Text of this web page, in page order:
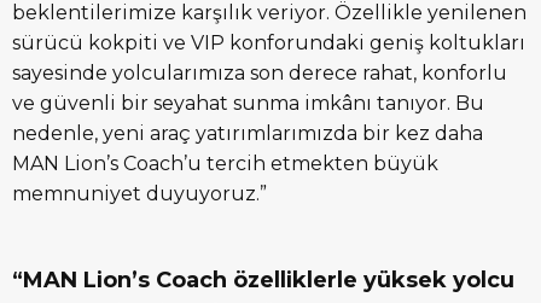
beklentilerimize karşılık veriyor. Özellikle yenilenen
sürücü kokpiti ve VIP konforundaki geniş koltukları
sayesinde yolcularımıza son derece rahat, konforlu
ve güvenli bir seyahat sunma imkânı tanıyor. Bu
nedenle, yeni araç yatırımlarımızda bir kez daha
MAN Lion’s Coach’u tercih etmekten büyük
memnuniyet duyuyoruz.”
“MAN Lion’s Coach özelliklerle yüksek yolcu